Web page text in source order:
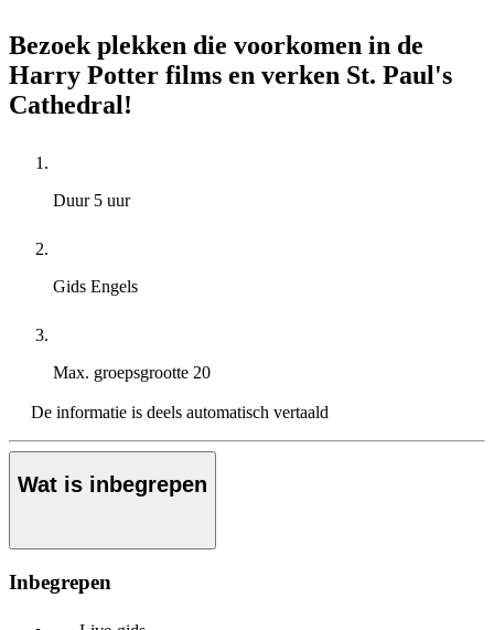
Bezoek plekken die voorkomen in de
Harry Potter films en verken St. Paul's
Cathedral!
Duur 5 uur
Gids Engels
Max. groepsgrootte 20
De informatie is deels automatisch vertaald
Wat is inbegrepen
Inbegrepen